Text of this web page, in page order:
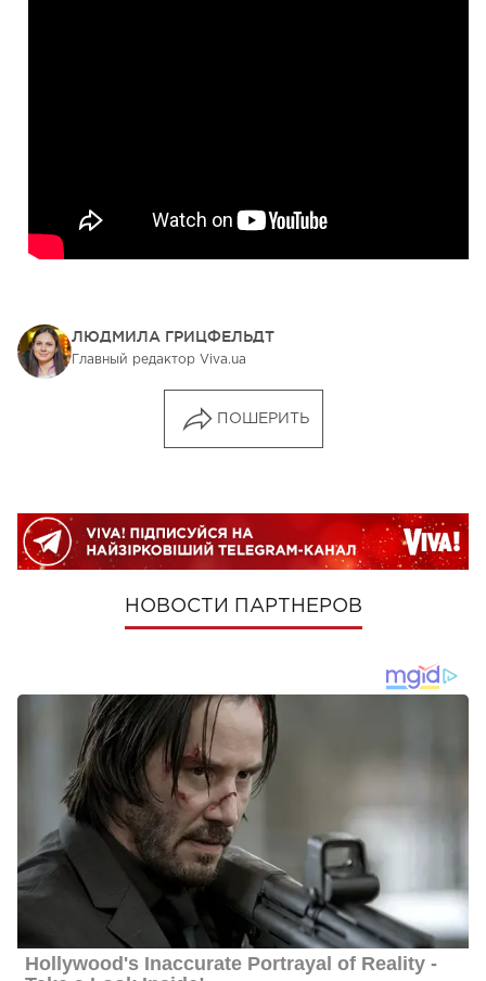
ЛЮДМИЛА ГРИЦФЕЛЬДТ
Главный редактор Viva.ua
ПОШЕРИТЬ
НОВОСТИ ПАРТНЕРОВ